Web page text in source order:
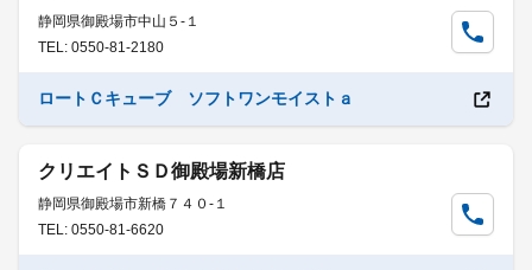
静岡県御殿場市中山５-１
TEL: 0550-81-2180
ロートＣキューブ ソフトワンモイストａ
クリエイトＳＤ御殿場新橋店
静岡県御殿場市新橋７４０-１
TEL: 0550-81-6620